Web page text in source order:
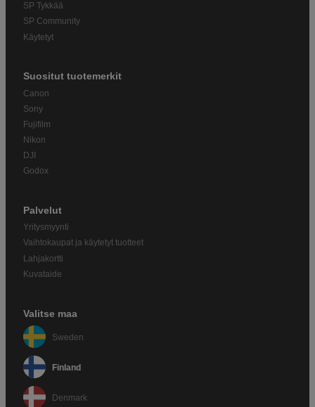
SP Tykkää
SP Community
Käytetyt
Suositut tuotemerkit
Canon
Sony
Fujifilm
Nikon
DJI
Godox
Palvelut
Yritysmyynti
Vaihtokaupat ja käytetyt tuotteet
Lahjakortti
Kuvataide
Valitse maa
Sweden
Finland
Denmark